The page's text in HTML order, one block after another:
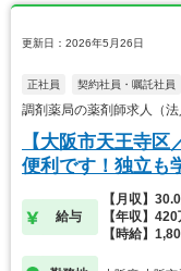
更新日：2026年5月26日
正社員 契約社員・嘱託社員
調剤薬局の薬剤師求人（
【大阪市天王寺
便利です！独立も
給与
【月収】
【年収】
【時給】